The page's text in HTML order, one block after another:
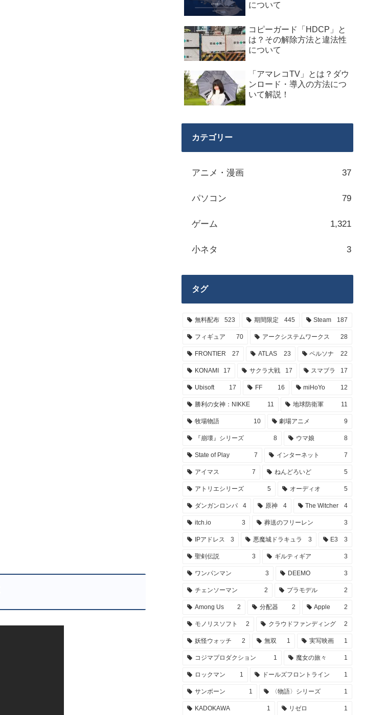
について
コピーガード「HDCP」と
は？その解除方法と違法性
について
「アマレコTV」とは？ダウ
ンロード・導入の方法につ
いて解説！
カテゴリー
アニメ・漫画 37
パソコン 79
ゲーム 1,321
小ネタ 3
タグ
無料配布 523 期間限定 445 Steam 187
フィギュア 70 アークシステムワークス 28
FRONTIER 27 ATLAS 23 ペルソナ 22
KONAMI 17 サクラ大戦 17 スマブラ 17
Ubisoft 17 FF 16 miHoYo 12
勝利の女神：NIKKE 11 地球防衛軍 11
牧場物語 10 劇場アニメ 9
『崩壊』シリーズ 8 ウマ娘 8
State of Play 7 インターネット 7
アイマス 7 ねんどろいど 5
アトリエシリーズ 5 オーディオ 5
ダンガンロンパ 4 原神 4 The Witcher 4
itch.io 3 葬送のフリーレン 3
IPアドレス 3 悪魔城ドラキュラ 3 E3 3
聖剣伝説 3 ギルティギア 3
ワンパンマン 3 DEEMO 3
チェンソーマン 2 プラモデル 2
Among Us 2 分配器 2 Apple 2
モノリスソフト 2 クラウドファンディング 2
妖怪ウォッチ 2 無双 1 実写映画 1
コジマプロダクション 1 魔女の旅々 1
ロックマン 1 ドールズフロントライン 1
サンボーン 1 〈物語〉シリーズ 1
KADOKAWA 1 リゼロ 1